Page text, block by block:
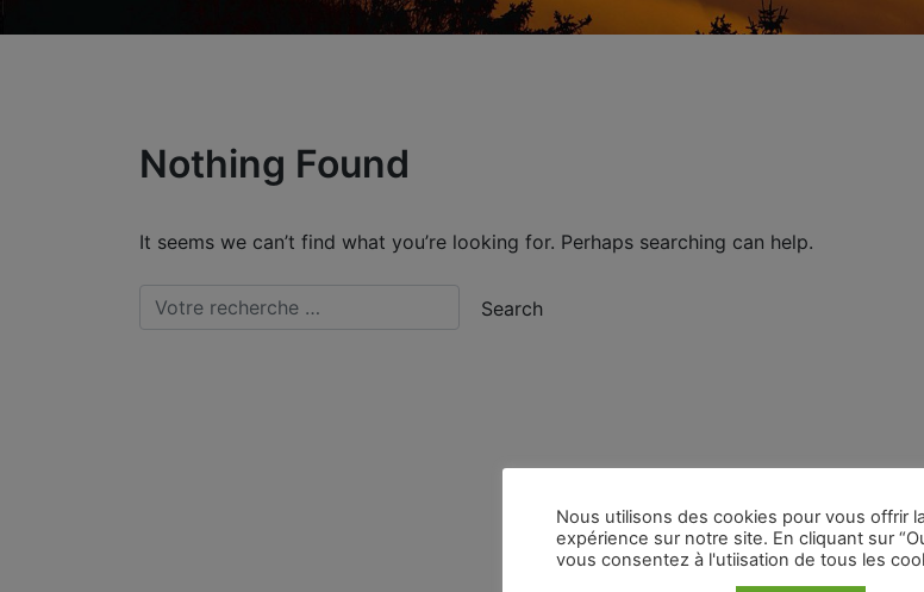
Nothing Found
It seems we can’t find what you’re looking for. Perhaps searching can help.
Nous utilisons des cookies pour vous offrir
expérience sur notre site. En cliquant sur
vous consentez à l'utiisation de tous les